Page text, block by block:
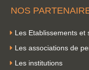
NOS
Les Etablissements et
Les associations de
Les institutions